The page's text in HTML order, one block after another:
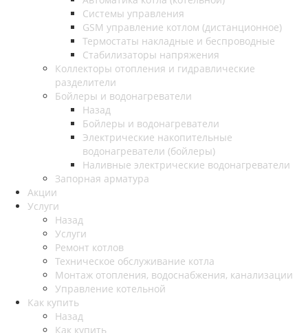
Системы управления
GSM управление котлом (дистанционное)
Термостаты накладные и беспроводные
Стабилизаторы напряжения
Коллекторы отопления и гидравлические
разделители
Бойлеры и водонагреватели
Назад
Бойлеры и водонагреватели
Электрические накопительные
водонагреватели (бойлеры)
Наливные электрические водонагреватели
Запорная арматура
Акции
Услуги
Назад
Услуги
Ремонт котлов
Техническое обслуживание котла
Монтаж отопления, водоснабжения, канализации
Управление котельной
Как купить
Назад
Как купить